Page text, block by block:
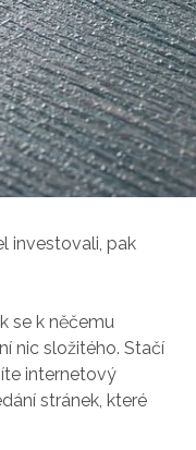
investovali, pak
se k něčemu
nic složitého. Stačí
internetový
stránek, které